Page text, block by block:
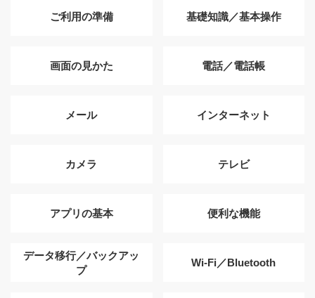
ご利用の準備 基礎知識／基本操作
画面の見かた 電話／電話帳
メール インターネット
カメラ テレビ
アプリの基本 便利な機能
データ移行／バックアッ
プ
Wi-Fi／Bluetooth